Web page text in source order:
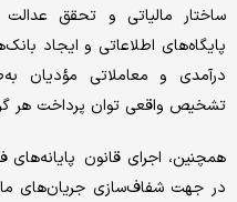
ساختار مالیاتی و تحقق
پایگاه‌های اطلاعاتی و ایجاد
درآمدی و معاملاتی مؤدیان
تشخیص واقعی توان پرداخت هر
همچنین، اجرای قانون
در جهت شفاف‌سازی جریان‌های